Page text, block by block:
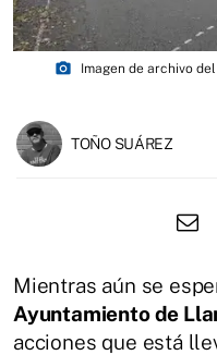
photo_camera Imagen de archivo
TOÑO SUÁREZ
Mientras aún se
Ayuntamiento de
acciones que está